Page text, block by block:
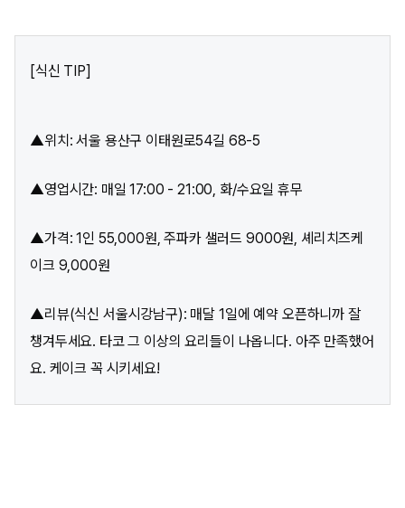
[식신 TIP]
▲위치: 서울 용산구 이태원로54길 68-5
▲영업시간: 매일 17:00 - 21:00, 화/수요일 휴무
▲가격: 1인 55,000원, 주파카 샐러드 9000원, 셰리치즈케
이크 9,000원
▲리뷰(식신 서울시강남구): 매달 1일에 예약 오픈하니까 잘
챙겨두세요. 타코 그 이상의 요리들이 나옵니다. 아주 만족했어
요. 케이크 꼭 시키세요!